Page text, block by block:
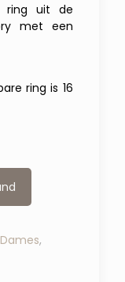
ring uit de
met een
ring is 16
Dames,